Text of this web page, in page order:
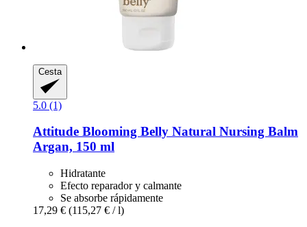
Cesta
5.0 (1)
Attitude Blooming Belly Natural Nursing Balm
Argan, 150 ml
Hidratante
Efecto reparador y calmante
Se absorbe rápidamente
17,29 € (115,27 € / l)